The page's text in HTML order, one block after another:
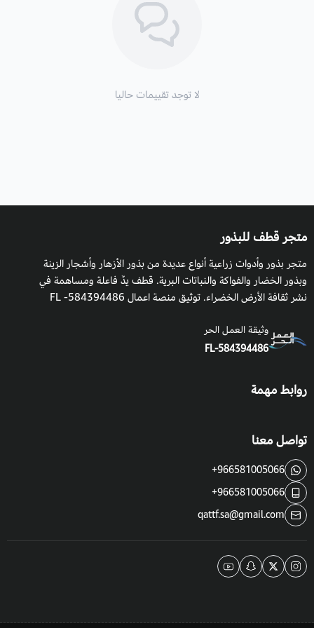
السنة في غير هذه الأجواء والظروف المناخية داخل البيوت المحمية.
لا توجد تقييمات حاليا
متجر قطف للبذور
متجر بذور وأدوات زراعية أنواع عديدة من بذور الأزهار وأشجار الزينة
وبذور الخضار والفواكة والنباتات البرية. قطف يدٌ فاعلة ومساهمة في
نشر ثقافة الأرض الخضراء. توثيق منصة اعمال 584394486- FL
وثيقة العمل الحر
FL-584394486
روابط مهمة
تواصل معنا
+966581005066
+966581005066
qattf.sa@gmail.com